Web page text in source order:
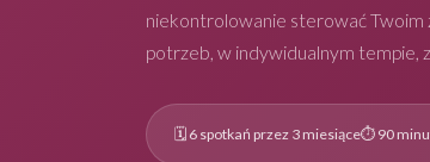
niekontrolowanie sterować Twoim
potrzeb, w indywidualnym tempie,
🗓 6 spotkań przez 3 miesiące⏱ 90